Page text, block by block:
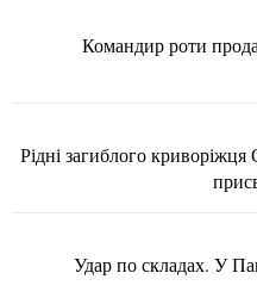
Командир роти
Рідні загиблого
Удар по складах. У